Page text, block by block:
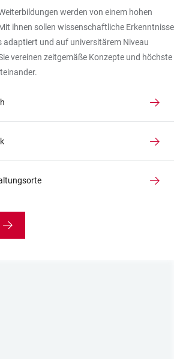
werden von einem hohen
ihnen sollen wissenschaftliche Erkenntnisse
adaptiert und auf universitärem Niveau
vereinen zeitgemäße Konzepte und höchste